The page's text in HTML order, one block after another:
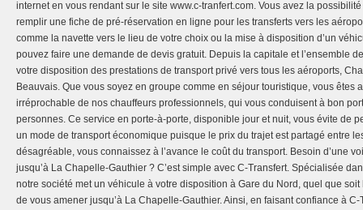
internet en vous rendant sur le site www.c-tranfert.com. Vous avez la
remplir une fiche de pré-réservation en ligne pour les transferts vers les
comme la navette vers le lieu de votre choix ou la mise à disposition d’un
pouvez faire une demande de devis gratuit. Depuis la capitale et l’ensemble
votre disposition des prestations de transport privé vers tous les aéroports,
Beauvais. Que vous soyez en groupe comme en séjour touristique, vous êtes
irréprochable de nos chauffeurs professionnels, qui vous conduisent à bon
personnes. Ce service en porte-à-porte, disponible jour et nuit, vous évite de
un mode de transport économique puisque le prix du trajet est partagé entre
désagréable, vous connaissez à l’avance le coût du transport. Besoin d’une
jusqu’à La Chapelle-Gauthier ? C’est simple avec C-Transfert. Spécialisée
notre société met un véhicule à votre disposition à Gare du Nord, quel que
de vous amener jusqu’à La Chapelle-Gauthier. Ainsi, en faisant confiance à C-